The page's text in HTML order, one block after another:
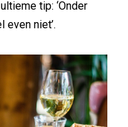
tip: ‘Onder
niet’.